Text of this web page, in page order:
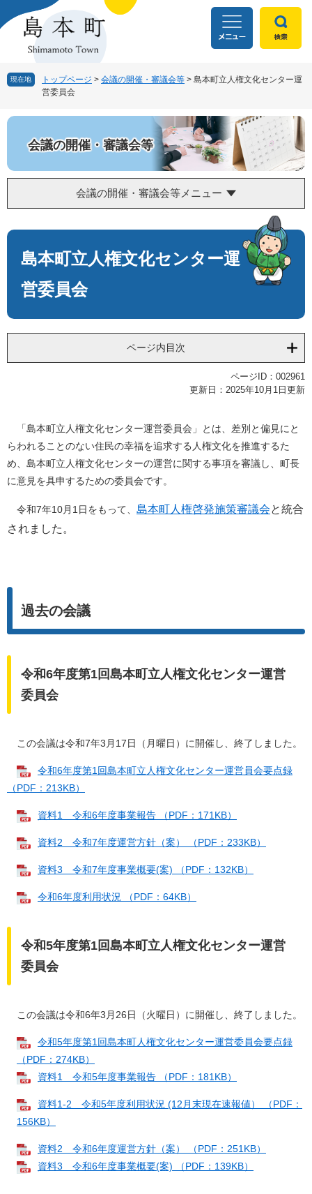
ー
。
ニ
て
へ
現在地 トップページ > 会議の開催・審議会等 > 島本町立人権文化センター運
営委員会
会議の開催・審議会等
会議の開催・審議会等メニュー
文
島本町立人権文化センター運
営委員会
ページ内目次
ページID：002961
更新日：2025年10月1日更新
「島本町立人権文化センター運営委員会」とは、差別と偏見にと
らわれることのない住民の幸福を追求する人権文化を推進するた
め、島本町立人権文化センターの運営に関する事項を審議し、町長
に意見を具申するための委員会です。
令和7年10月1日をもって、 島本町人権啓発施策審議会と統合
されました。
過去の会議
令和6年度第1回島本町立人権文化センター運営
委員会
この会議は令和7年3月17日（月曜日）に開催し、終了しました。
令和6年度第1回島本町立人権文化センター運営員会要点録
（PDF：213KB）
資料1 令和6年度事業報告 （PDF：171KB）
資料2 令和7年度運営方針（案） （PDF：233KB）
資料3 令和7年度事業概要(案) （PDF：132KB）
令和6年度利用状況 （PDF：64KB）
令和5年度第1回島本町立人権文化センター運営
委員会
この会議は令和6年3月26日（火曜日）に開催し、終了しました。
令和5年度第1回島本町人権文化センター運営委員会要点録
（PDF：274KB）
資料1 令和5年度事業報告 （PDF：181KB）
資料1-2 令和5年度利用状況 (12月末現在速報値） （PDF：
156KB）
資料2 令和6年度運営方針（案） （PDF：251KB）
資料3 令和6年度事業概要(案) （PDF：139KB）